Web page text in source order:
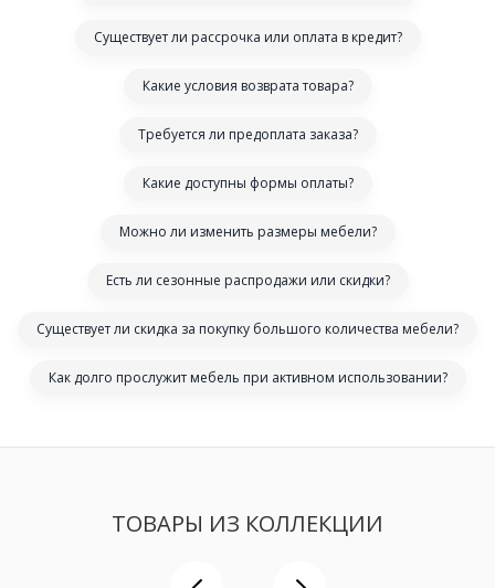
Существует ли рассрочка или оплата в кредит?
Какие условия возврата товара?
Требуется ли предоплата заказа?
Какие доступны формы оплаты?
Можно ли изменить размеры мебели?
Есть ли сезонные распродажи или скидки?
Существует ли скидка за покупку большого количества мебели?
Как долго прослужит мебель при активном использовании?
ТОВАРЫ ИЗ КОЛЛЕКЦИИ